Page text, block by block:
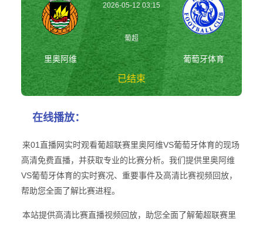
里奥阿维
2026-05-12 03:15
葡超
已结束
葡萄牙体育
在线播放：
来01直播网实时观看葡超联赛里奥阿维VS葡萄牙体育的现场
高清免费直播，并获取专业的比赛分析。我们提供里奥阿维
VS葡萄牙体育的实时赛况、重要事件及高清比赛视频回放，
帮助您全面了解比赛进程。
本站提供高清比赛直播视频回放，助您全面了解葡超联赛里